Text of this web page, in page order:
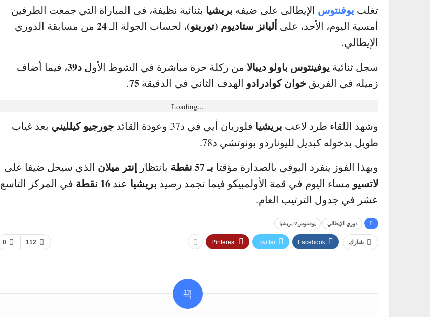
تغلب يوفنتوس الإيطالى على ضيفه بريشيا بثنائية نظيفة، فى المباراة التي جمعت الطرفين
أمسية اليوم، الأحد، على أليانز ستاديوم (تورينو)، لحساب الجولة الـ24 من مسابقة الدوري
الإيطالي.
سجل ثنائية يوفينتوس باولو ديبالا من ركلة حرة مباشرة في الشوط الأول د39
، فيما أضاف
زميله في الفريق خوان كوادرادو الهدف الثاني في الدقيقة 75
.
Loading...
وشهد اللقاء طرد لاعب بريشيا فلوريان أيي في د37 وعودة القائد جورجيو كيلليني بعد غياب
طويل بدخوله كبديل لليوناردو بونوتشي د78.
وبهذا الفوز ينفرد اليوفي بالصدارة مؤقتا بـ 57 نقطة بانتظار إنتر ميلان الذي سيحل ضيفا على
لاتسيو مساء اليوم في قمة الأولمبيكو فيما تجمد رصيد بريشيا عند 16 نقطة
في المركز التاسع
عشر في جدول الترتيب العام.
دوري الإيطالي يوفنتوسv بريشيا
0 112 شارك Facebook
Twitter
Pinterest